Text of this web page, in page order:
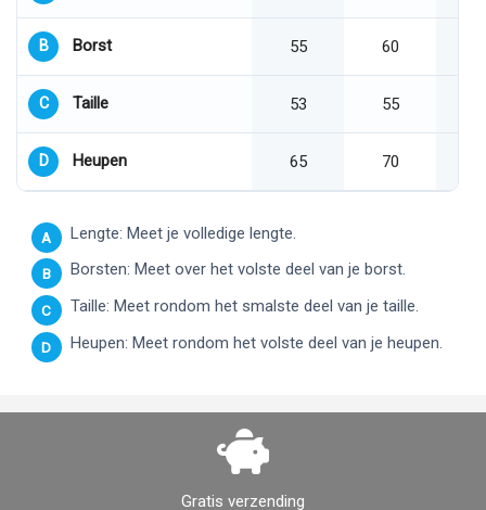
B Borst 55 60
C Taille 53 55
D Heupen 65 70
A Lengte: Meet je volledige lengte.
B Borsten: Meet over het volste deel van je borst.
C Taille: Meet rondom het smalste deel van je taille.
D Heupen: Meet rondom het volste deel van je heupen.
Gratis verzending